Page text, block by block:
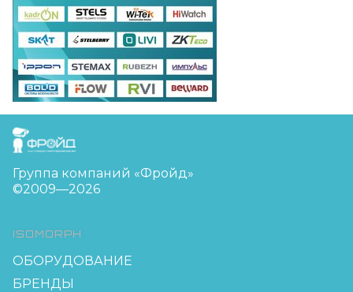
FreudGroup
Группа компаний «Фройд»
©2009—2026
ISOMORPH
ОБОРУДОВАНИЕ
БРЕНДЫ